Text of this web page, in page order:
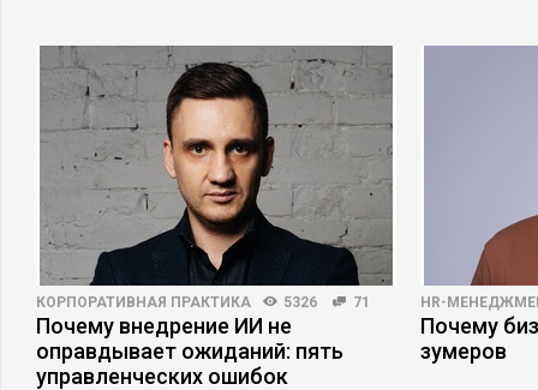
КОРПОРАТИВНАЯ ПРАКТИКА 5326 71
Почему внедрение ИИ не
оправдывает ожиданий: пять
управленческих ошибок
HR-
Почему
зумеров